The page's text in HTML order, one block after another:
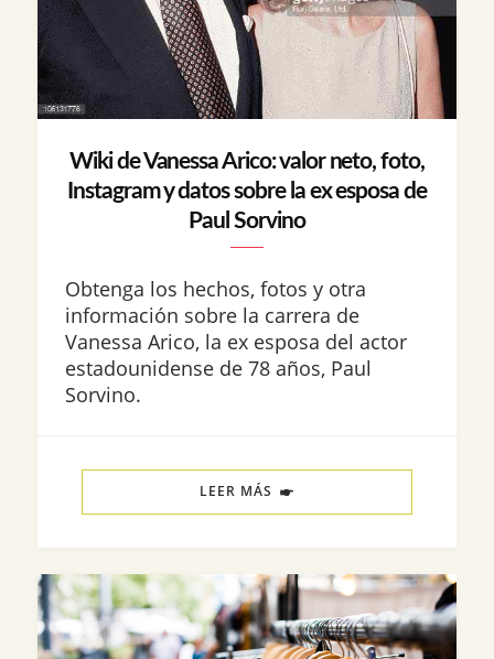
Wiki de Vanessa Arico: valor neto, foto,
Instagram y datos sobre la ex esposa de
Paul Sorvino
Obtenga los hechos, fotos y otra
información sobre la carrera de
Vanessa Arico, la ex esposa del actor
estadounidense de 78 años, Paul
Sorvino.
LEER MÁS